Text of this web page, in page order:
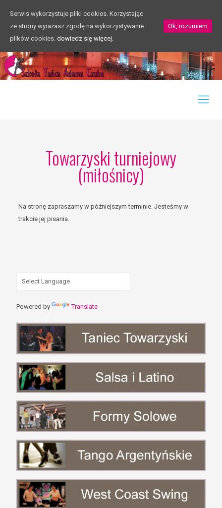
Towarzyski turniejowy
(miłośnicy)
Na stronę zapraszamy w późniejszym terminie. Jesteśmy w
trakcie jej pisania.
Powered by Translate
Serwis wykorzystuje pliki cookies. Korzystając
ze strony wyrażasz zgodę na wykorzystywanie
plików cookies. dowiedz się więcej.
Ok, rozumiem